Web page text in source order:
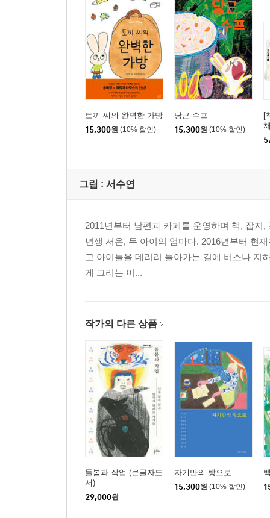
토끼 씨의 완벽한 가방
15,300원 (10% 할인)
당근 수프
15,300원 (10% 할인)
[
그림 : 서수연
2011년부터 남편과 카페를 운영하며 책, 잡지
년생 서온, 두 아이의 엄마다. 2016년부터 현
고 아이들을 데리러 돌아가는 길에 버스나 지
게 그리는 이...
작가의 다른 상품
돌봄과 작업 (큰글자도
서)
29,000원
자기만의 방으로
15,300원 (10% 할인)